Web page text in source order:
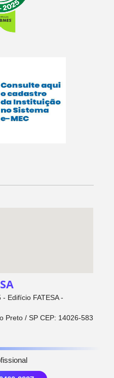
Edifício FATESA -
Preto / SP CEP: 14026-583